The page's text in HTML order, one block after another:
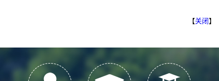
【关闭】